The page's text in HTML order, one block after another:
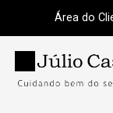
Área do